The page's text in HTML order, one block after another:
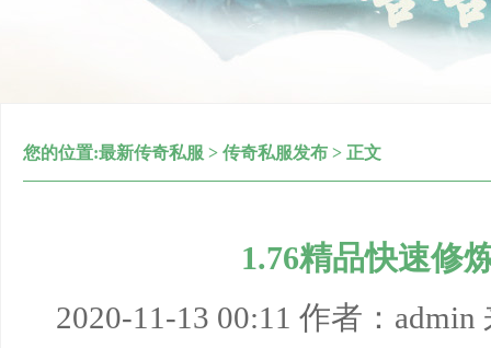
您的位置:最新传奇私服 > 传奇私服发布 > 正文
1.76精品快速修
2020-11-13 00:11 作者：admin